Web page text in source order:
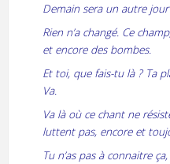
Demain sera un autre jour
Rien n’a changé. Ce
et encore des bombes.
Et toi, que fais-tu là ? Ta
Va.
Va là où ce chant ne
luttent pas, encore et
Tu n’as pas à connaitre